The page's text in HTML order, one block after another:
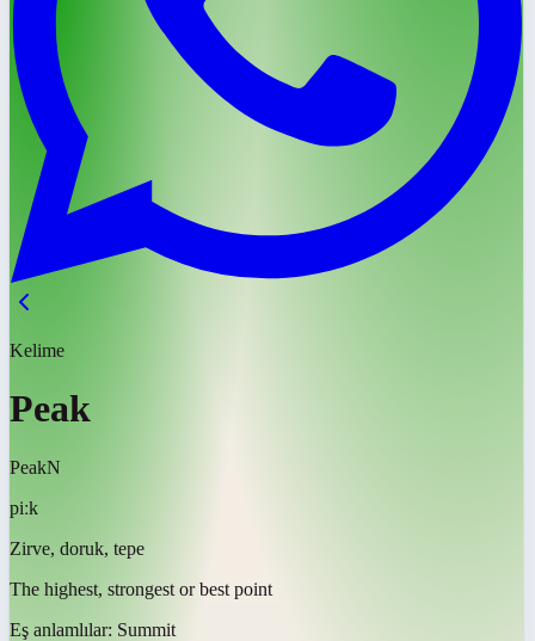
Kelime
Peak
PeakN
piːk
Zirve, doruk, tepe
The highest, strongest or best point
Eş anlamlılar: Summit